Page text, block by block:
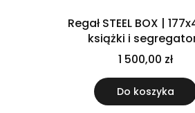
Regał STEEL BOX |
książki i
1 500,00 zł
Do koszyka